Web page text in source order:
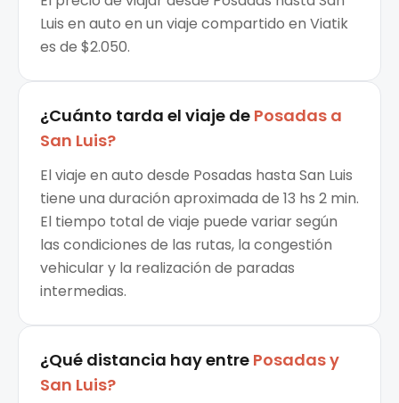
Luis en auto en un viaje compartido en Viatik
es de $2.050.
¿Cuánto tarda el viaje de Posadas a
San Luis?
El viaje en auto desde Posadas hasta San Luis
tiene una duración aproximada de 13 hs 2 min.
El tiempo total de viaje puede variar según
las condiciones de las rutas, la congestión
vehicular y la realización de paradas
intermedias.
¿Qué distancia hay entre Posadasy
San Luis?